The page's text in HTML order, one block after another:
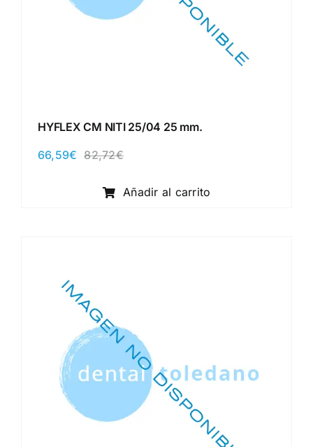
HYFLEX CM NITI 25/04 25 mm.
82,72€El
original
era:
66,59€
El
actual
es:
Añadir al carrito